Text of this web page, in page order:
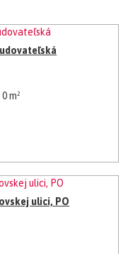
| 0 m²
ulici, PO